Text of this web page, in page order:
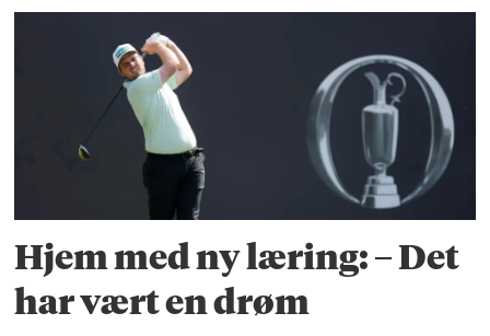
Hjem med ny læring: – Det
har vært en drøm